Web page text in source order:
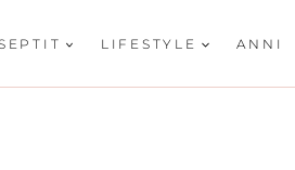
LIFESTYLE ANNI